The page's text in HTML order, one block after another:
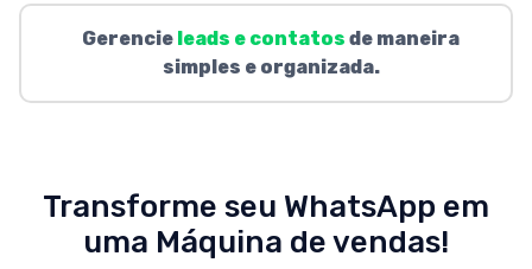
Gerencie leads e contatos de maneira
simples e organizada.
Transforme seu WhatsApp em
uma Máquina de vendas!